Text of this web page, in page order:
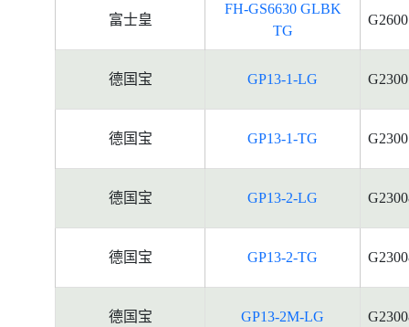
富士皇
FH-GS6630 GLBK
TG
德国宝 GP13-1-LG
德国宝 GP13-1-TG
德国宝 GP13-2-LG
德国宝 GP13-2-TG
德国宝 GP13-2M-LG